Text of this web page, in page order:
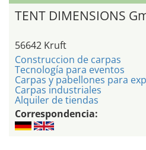
TENT DIMENSIONS
56642 Kruft
Construccion de carpas
Tecnología para eventos
Carpas y pabellones para
Carpas industriales
Alquiler de tiendas
Correspondencia: